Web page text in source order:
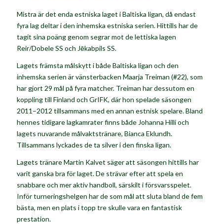
Mistra är det enda estniska laget i Baltiska ligan, då endast
fyra lag deltar i den inhemska estniska serien. Hittills har de
tagit sina poäng genom segrar mot de lettiska lagen
Reir/Dobele SS och Jēkabpils SS.
Lagets främsta målskytt i både Baltiska ligan och den
inhemska serien är vänsterbacken Maarja Treiman (#22), som
har gjort 29 mål på fyra matcher. Treiman har dessutom en
koppling till Finland och GrIFK, där hon spelade säsongen
2011–2012 tillsammans med en annan estnisk spelare. Bland
hennes tidigare lagkamrater finns både Johanna Hilli och
lagets nuvarande målvaktstränare, Bianca Eklundh.
Tillsammans lyckades de ta silver i den finska ligan.
Lagets tränareMartin Kalvet säger att säsongen hittills har
varit ganska bra för laget. De strävar efter att spela en
snabbare och mer aktiv handboll, särskilt i försvarsspelet.
Inför turneringshelgen har de som mål att sluta bland de fem
bästa, men en plats i topp tre skulle vara en fantastisk
prestation.